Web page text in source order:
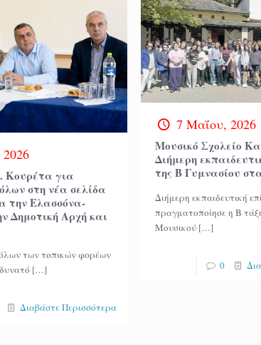
για
στη νέα σελίδα
την Ελασσόνα-
Δημοτική Αρχή και
των τοπικών φορέων
[…]
Διαβάστε Περισσότερα
7 Μαΐου, 2026
Μουσικό Σχολείο
Διήμερη
της Β Γυμνασίου
Διήμερη εκπαιδευτική
πραγματοποίησε η Β
Μουσικού […]
0